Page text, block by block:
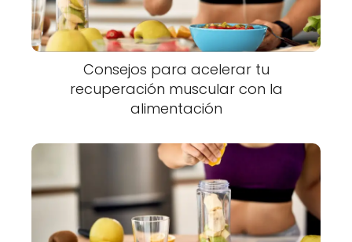
Consejos para acelerar tu
recuperación muscular con la
alimentación